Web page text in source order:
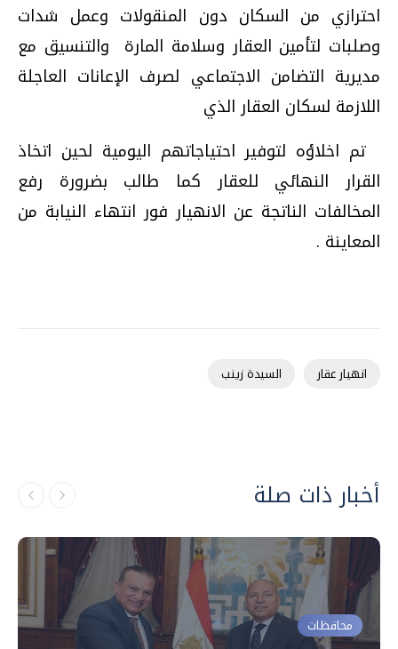
احترازي من السكان دون المنقولات وعمل شدات
وصلبات لتأمين العقار وسلامة المارة والتنسيق مع
مديرية التضامن الاجتماعي لصرف الإعانات العاجلة
اللازمة لسكان العقار الذي
تم اخلاؤه لتوفير احتياجاتهم اليومية لحين اتخاذ
القرار النهائي للعقار كما طالب بضرورة رفع
المخالفات الناتجة عن الانهيار فور انتهاء النيابة من
المعاينة .
انهيار عقار السيدة زينب
أخبار ذات صلة
محافظات